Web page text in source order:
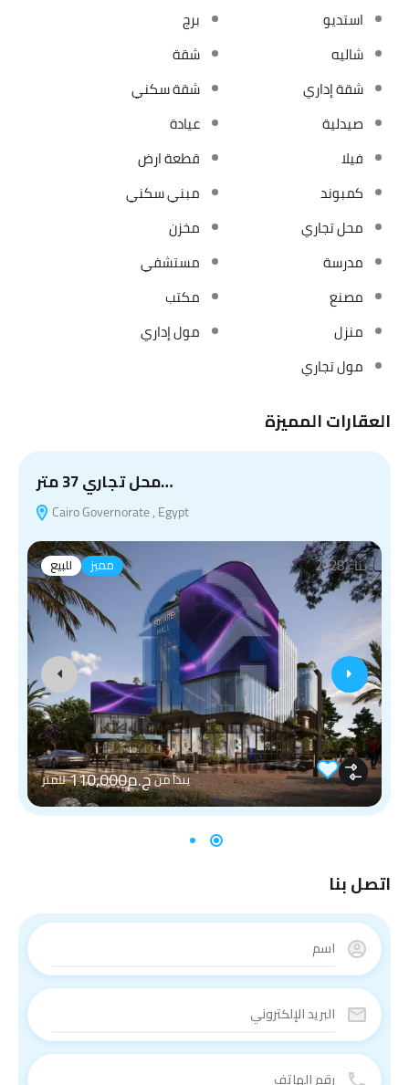
استديو
برج
شاليه
شقة
شقة إداري
شقة سكني
صيدلية
عيادة
فيلا
قطعة ارض
كمبوند
مبني سكني
محل تجاري
مخزن
مدرسة
مستشفي
مصنع
مكتب
منزل
مول إداري
مول تجاري
العقارات المميزة
محل تجاري 37 متر…
Cairo Governorate , Egypt
للبيع مميز بناء 2028
يبدأ منج.م110,000 للمتر
اتصل بنا